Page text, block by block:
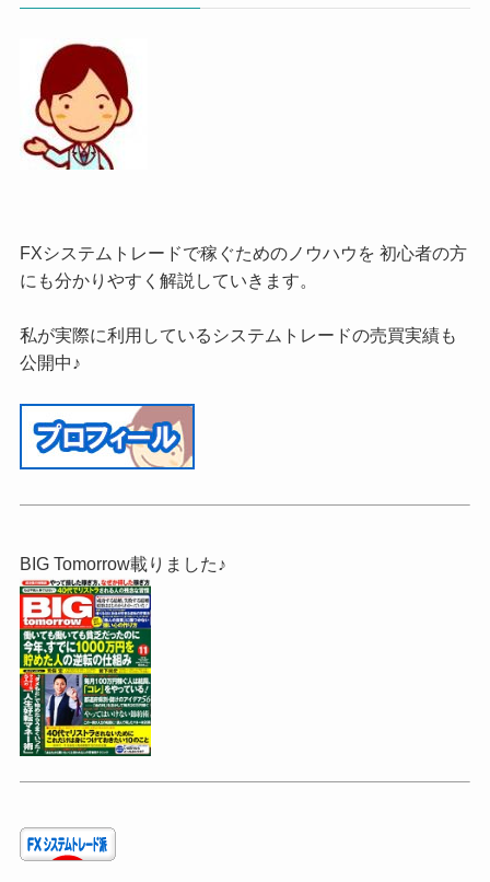
FXシステムトレードで稼ぐためのノウハウを 初心者の方
にも分かりやすく解説していきます。
私が実際に利用しているシステムトレードの売買実績も
公開中♪
BIG Tomorrow載りました♪